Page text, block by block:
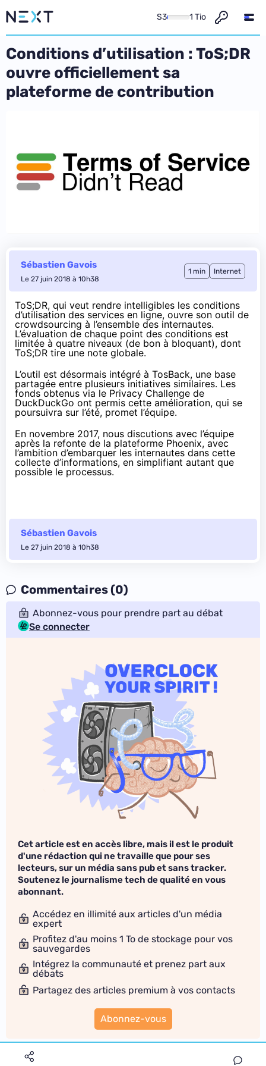
S3 1 Tio
Conditions d’utilisation : ToS;DR
ouvre officiellement sa
plateforme de contribution
Sébastien Gavois
Le 27 juin 2018 à 10h38
1 min Internet
ToS;DR, qui veut rendre intelligibles les conditions
d’utilisation des services en ligne, ouvre son outil de
crowdsourcing à l’ensemble des internautes.
L’évaluation de chaque point des conditions est
limitée à quatre niveaux (de bon à bloquant), dont
ToS;DR tire une note globale.
L’outil est désormais intégré à TosBack, une base
partagée entre plusieurs initiatives similaires. Les
fonds obtenus via le Privacy Challenge de
DuckDuckGo ont permis cette amélioration, qui se
poursuivra sur l’été, promet l’équipe.
En novembre 2017, nous discutions avec l’équipe
après la refonte de la plateforme Phoenix, avec
l’ambition d’embarquer les internautes dans cette
collecte d’informations, en simplifiant autant que
possible le processus.
Sébastien Gavois
Le 27 juin 2018 à 10h38
Commentaires (0)
Abonnez-vous pour prendre part au débat
Se connecter
Cet article est en accès libre, mais il est le produit
d'une rédaction qui ne travaille que pour ses
lecteurs, sur un média sans pub et sans tracker.
Soutenez le journalisme tech de qualité en vous
abonnant.
Accédez en illimité aux articles d'un média
expert
Profitez d'au moins 1 To de stockage pour vos
sauvegardes
Intégrez la communauté et prenez part aux
débats
Partagez des articles premium à vos contacts
Abonnez-vous